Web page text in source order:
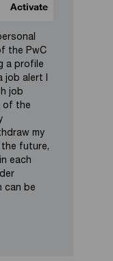
the PwC
a profile
job alert I
job
of the
my
future,
each
can be
Activate